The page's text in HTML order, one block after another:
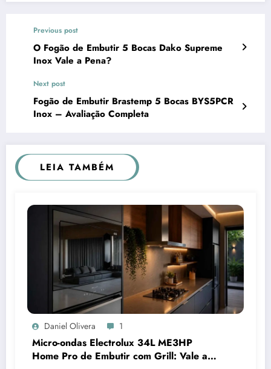
Previous post
O Fogão de Embutir 5 Bocas Dako Supreme
Inox Vale a Pena?
Next post
Fogão de Embutir Brastemp 5 Bocas BYS5PCR
Inox – Avaliação Completa
LEIA TAMBÉM
Daniel Olivera 1
Micro-ondas Electrolux 34L ME3HP
Home Pro de Embutir com Grill: Vale a